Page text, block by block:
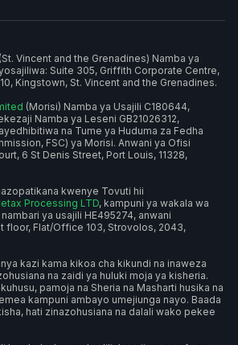
(St. Vincent and the Grenadines) Namba ya
Suite 305, Griffith Corporate Centre,
Kingstown, St. Vincent and the Grenadines.
(Morisi) Namba ya Usajili C180644,
Namba ya Leseni GB21026312,
na Tume ya Huduma za Fedha
FSC) ya Morisi. Anwani ya Ofisi
6 St Denis Street, Port Louis, 11328,
kwenye Tovuti hii
Processing LTD, kampuni ya wakala wa
ya usajili HE495274, anwani
floor, Flat/Office 103, Strovolos, 2043,
kazi kama kikoa cha kikundi na inaweza
na zaidi ya huluki moja ya kisheria.
pamoja na Sheria na Masharti husika na
kampuni ambayo umejiunga nayo. Baada
hati zinazohusiana na dalali wako pekee